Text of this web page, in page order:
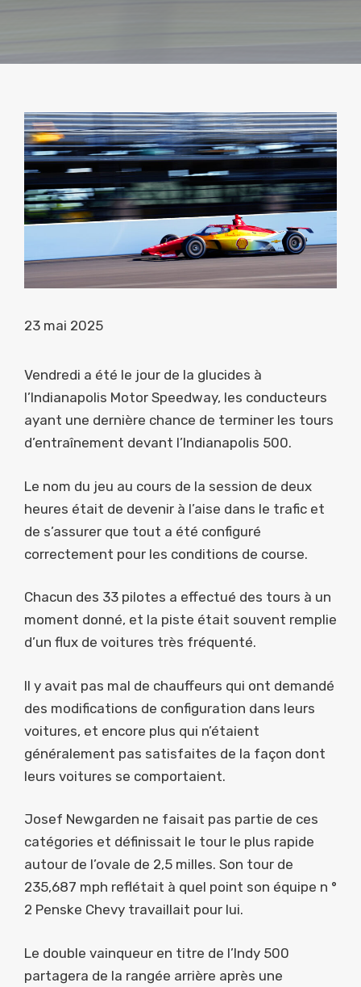
23 mai 2025
Vendredi a été le jour de la glucides à
l’Indianapolis Motor Speedway, les conducteurs
ayant une dernière chance de terminer les tours
d’entraînement devant l’Indianapolis 500.
Le nom du jeu au cours de la session de deux
heures était de devenir à l’aise dans le trafic et
de s’assurer que tout a été configuré
correctement pour les conditions de course.
Chacun des 33 pilotes a effectué des tours à un
moment donné, et la piste était souvent remplie
d’un flux de voitures très fréquenté.
Il y avait pas mal de chauffeurs qui ont demandé
des modifications de configuration dans leurs
voitures, et encore plus qui n’étaient
généralement pas satisfaites de la façon dont
leurs voitures se comportaient.
Josef Newgarden ne faisait pas partie de ces
catégories et définissait le tour le plus rapide
autour de l’ovale de 2,5 milles. Son tour de
235,687 mph reflétait à quel point son équipe n °
2 Penske Chevy travaillait pour lui.
Le double vainqueur en titre de l’Indy 500
partagera de la rangée arrière après une